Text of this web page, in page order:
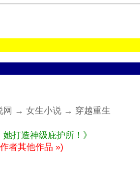
网 → 女生小说 → 穿越重生
打造神级庇护所！》
者其他作品 »)